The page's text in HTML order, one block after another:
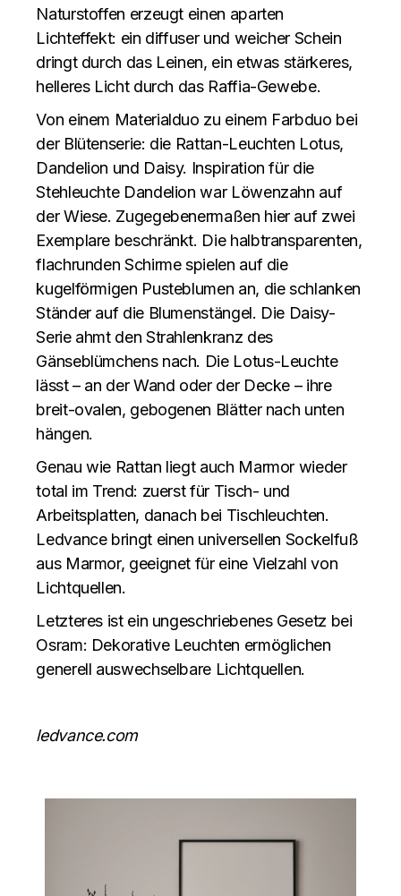
Naturstoffen erzeugt einen aparten
Lichteffekt: ein diffuser und weicher Schein
dringt durch das Leinen, ein etwas stärkeres,
helleres Licht durch das Raffia-Gewebe.
Von einem Materialduo zu einem Farbduo bei
der Blütenserie: die Rattan-Leuchten Lotus,
Dandelion und Daisy. Inspiration für die
Stehleuchte Dandelion war Löwenzahn auf
der Wiese. Zugegebenermaßen hier auf zwei
Exemplare beschränkt. Die halbtransparenten,
flachrunden Schirme spielen auf die
kugelförmigen Pusteblumen an, die schlanken
Ständer auf die Blumenstängel. Die Daisy-
Serie ahmt den Strahlenkranz des
Gänseblümchens nach. Die Lotus-Leuchte
lässt – an der Wand oder der Decke – ihre
breit-ovalen, gebogenen Blätter nach unten
hängen.
Genau wie Rattan liegt auch Marmor wieder
total im Trend: zuerst für Tisch- und
Arbeitsplatten, danach bei Tischleuchten.
Ledvance bringt einen universellen Sockelfuß
aus Marmor, geeignet für eine Vielzahl von
Lichtquellen.
Letzteres ist ein ungeschriebenes Gesetz bei
Osram: Dekorative Leuchten ermöglichen
generell auswechselbare Lichtquellen.
ledvance.com